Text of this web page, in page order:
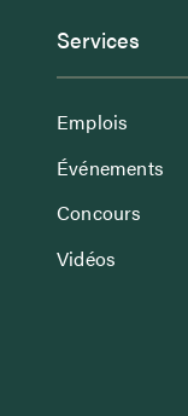
Services
Emplois
Événements
Concours
Vidéos